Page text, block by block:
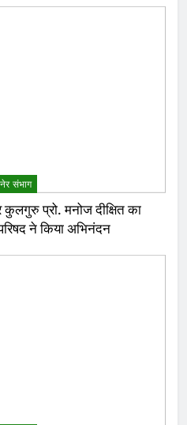
संभाग
कुलगुरु प्रो. मनोज दीक्षित का
ने किया अभिनंदन